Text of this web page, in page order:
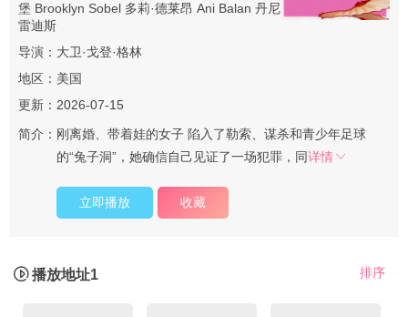
堡 Brooklyn Sobel 多莉·德莱昂 Ani Balan 丹尼尔·戴尔
珍妮瓦·梅
雷迪斯
导演： 大卫·戈登·格林
地区： 美国
更新：2026-07-15
简介： 刚离婚、带着娃的女子 陷入了勒索、谋杀和青少年足球
的“兔子洞”，她确信自己见证了一场犯罪，同详情
立即播放 收藏
排序
播放地址1